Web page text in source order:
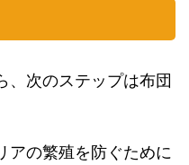
、次のステップは布団
アの繁殖を防ぐために